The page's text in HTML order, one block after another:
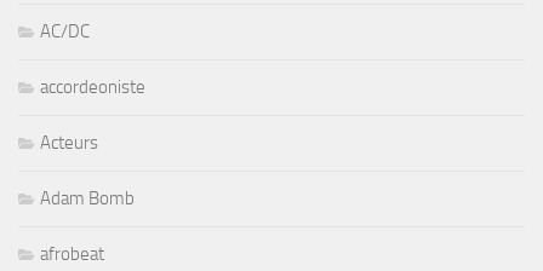
AC/DC
accordeoniste
Acteurs
Adam Bomb
afrobeat